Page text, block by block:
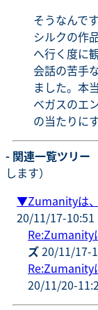
そうなんで
シルクの作
へ行く度に
会話の苦手
ました。本
ベガスのエ
の当たりに
- 関連一覧ツリー
します）
▼Zumanityは
20/11/17-10:51
Re:Zumanity
ズ20/11/17-
Re:Zumanity
20/11/20-